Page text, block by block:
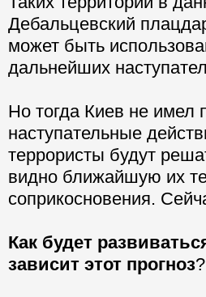
Дебальцевский
может быть
дальнейших
Но тогда Киев не имел
наступательные
террористы будут
видно ближайшую их
соприкосновения.
Как будет
зависит этот прогноз?